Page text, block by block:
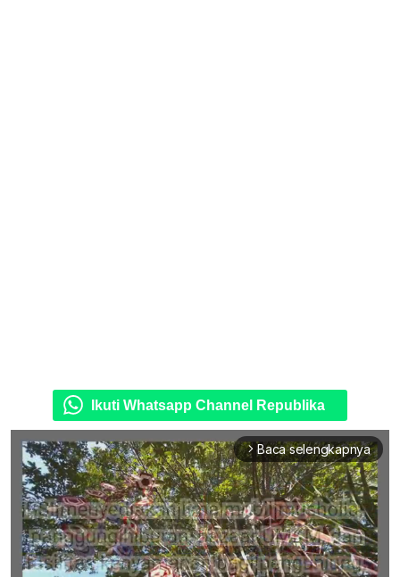
Ikuti Whatsapp Channel Republika
arrow_forward_ios Baca selengkapnya